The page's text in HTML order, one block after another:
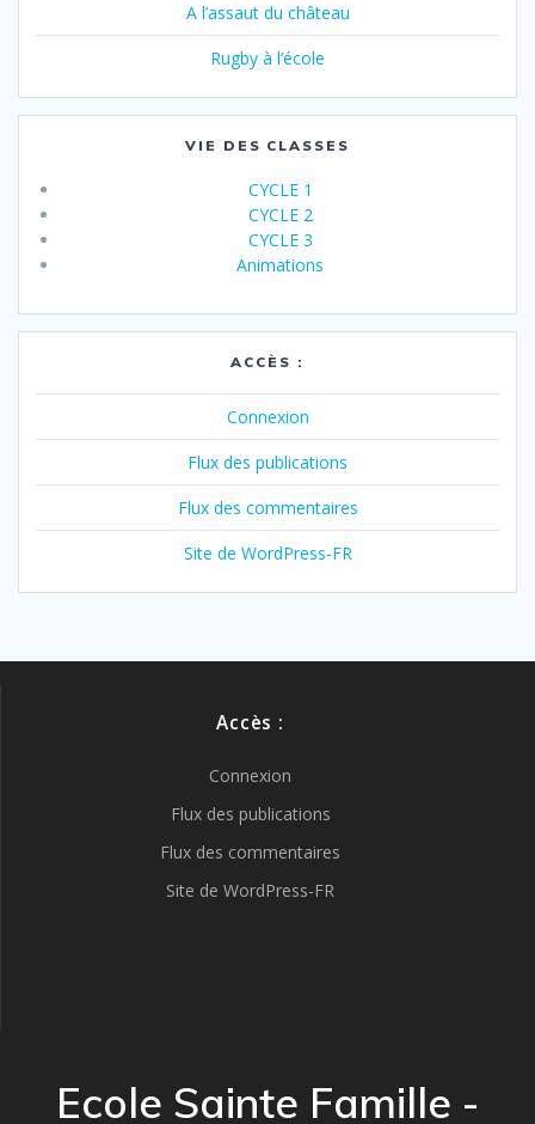
A l’assaut du château
Rugby à l’école
VIE DES CLASSES
CYCLE 1
CYCLE 2
CYCLE 3
Animations
ACCÈS :
Connexion
Flux des publications
Flux des commentaires
Site de WordPress-FR
Accès :
Connexion
Flux des publications
Flux des commentaires
Site de WordPress-FR
Ecole Sainte Famille -